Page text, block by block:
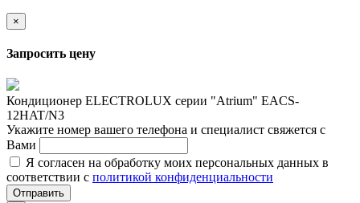
×
Запросить цену
Кондиционер ELECTROLUX серии "Atrium" EACS-
12HAT/N3
Укажите номер вашего телефона и специалист свяжется с
Вами
Я согласен на обработку моих персональных данных в
соответствии с политикой конфиденциальности
Отправить